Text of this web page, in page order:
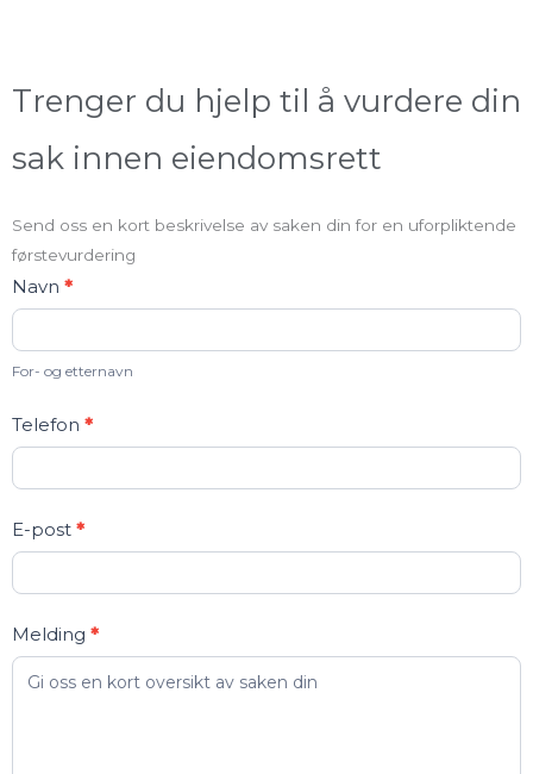
Trenger du hjelp til å vurdere din
sak innen eiendomsrett
Send oss en kort beskrivelse av saken din for en uforpliktende
førstevurdering
Kontakt
oss
Navn *
For- og etternavn
Telefon *
E-post *
Melding *